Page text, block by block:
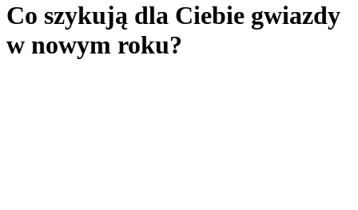
Co szykują dla Ciebie gwiazdy
w nowym roku?